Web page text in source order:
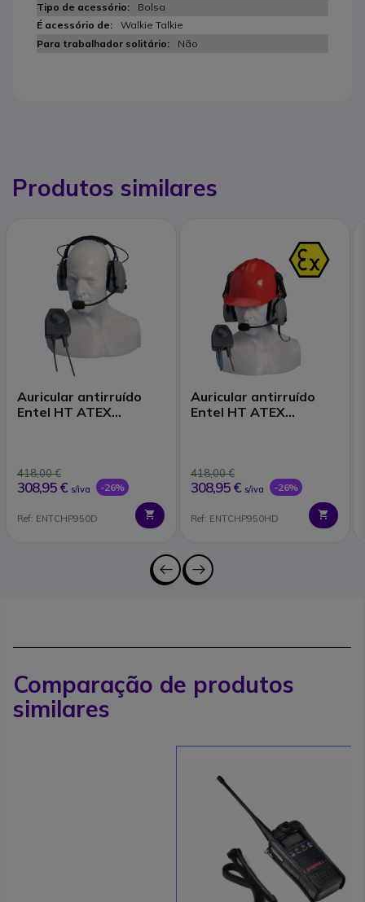
Bolsa
Walkie Talkie
Não
Produtos similares
Auricular antirruído
Entel HT ATEX
418,00 €
308,95 € s/iva -26%
Ref: ENTCHP950D
Auricular antirruído
Entel HT ATEX
418,00 €
308,95 € s/iva -26%
Ref: ENTCHP950HD
Comparação de produtos
similares